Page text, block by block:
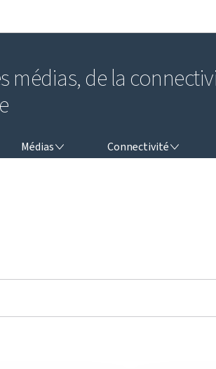
médias, de la
Médias
MÉDIAS
Connectivité
CONNECTIVITÉ